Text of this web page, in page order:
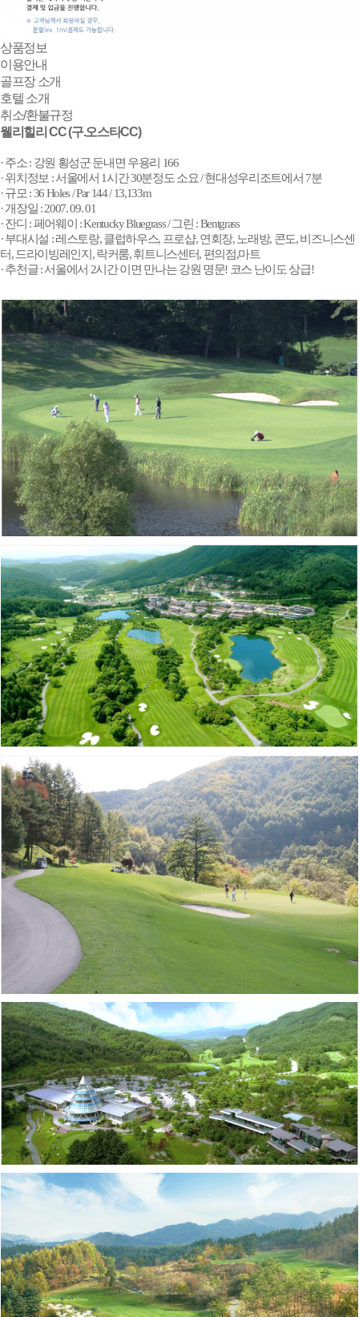
상품정보
이용안내
골프장 소개
호텔 소개
취소/환불규정
웰리힐리 CC (구.오스타CC)
·주소 : 강원 횡성군 둔내면 우용리 166
·위치정보 : 서울에서 1시간 30분정도 소요 / 현대성우리조트에서 7분
· 규모 : 36 Holes / Par 144 / 13,133m
·개장일 : 2007. 09. 01
·잔디 : 페어웨이 : Kentucky Bluegrass / 그린 : Bentgrass
·부대시설 : 레스토랑, 클럽하우스, 프로샵, 연회장, 노래방, 콘도, 비즈니스센
터, 드라이빙레인지, 락커룸, 휘트니스센터, 편의점,마트
·추천글 : 서울에서 2시간 이면 만나는 강원 명문! 코스 난이도 상급!